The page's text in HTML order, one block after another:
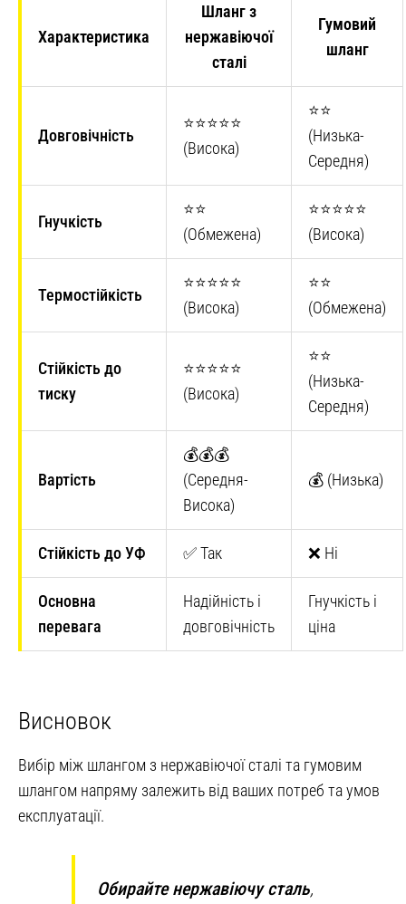
Характеристика
Шланг з
нержавіючої
сталі
Гумовий
шланг
Довговічність
⭐⭐⭐⭐⭐
(Висока)
⭐⭐
(Низька-
Середня)
Гнучкість
⭐⭐
(Обмежена)
⭐⭐⭐⭐⭐
(Висока)
Термостійкість
⭐⭐⭐⭐⭐
(Висока)
⭐⭐
(Обмежена)
Стійкість до
тиску
⭐⭐⭐⭐⭐
(Висока)
⭐⭐
(Низька-
Середня)
Вартість
💰💰💰
(Середня-
Висока)
💰 (Низька)
Стійкість до УФ ✅ Так ❌ Ні
Основна
перевага
Надійність і
довговічність
Гнучкість і
ціна
Висновок
Вибір між шлангом з нержавіючої сталі та гумовим
шлангом напряму залежить від ваших потреб та умов
експлуатації.
Обирайте нержавіючу сталь,